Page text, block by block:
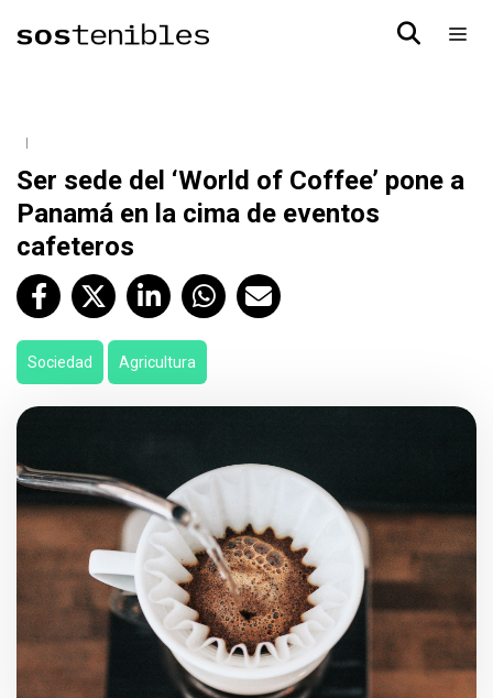
Ser sede del ‘World of Coffee’ pone a
Panamá en la cima de eventos
cafeteros
Sociedad Agricultura